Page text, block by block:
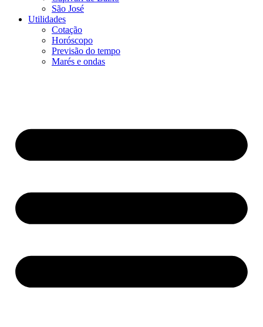
São José
Utilidades
Cotação
Horóscopo
Previsão do tempo
Marés e ondas